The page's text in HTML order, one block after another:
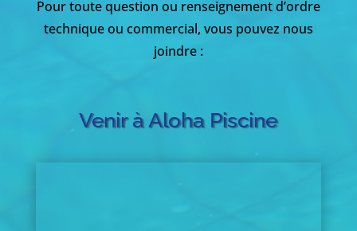
Pour toute question ou renseignement d’ordre
technique ou commercial, vous pouvez nous
joindre :
Venir à Aloha Piscine